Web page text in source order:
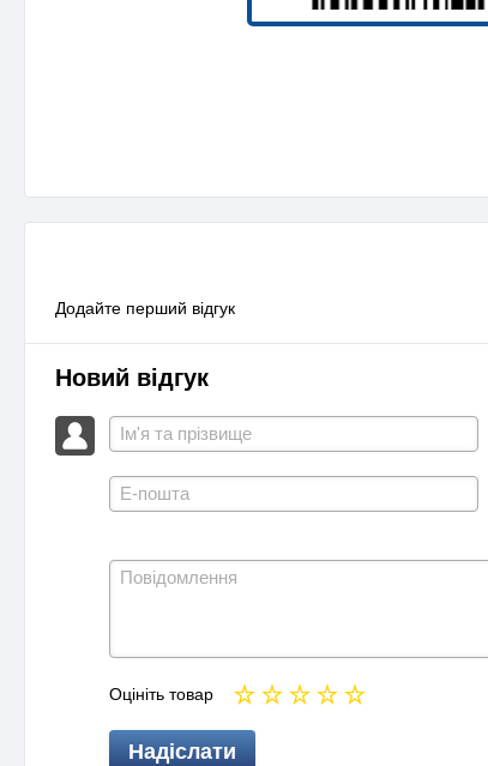
Додайте перший відгук
Новий відгук
Оцініть товар
Надіслати